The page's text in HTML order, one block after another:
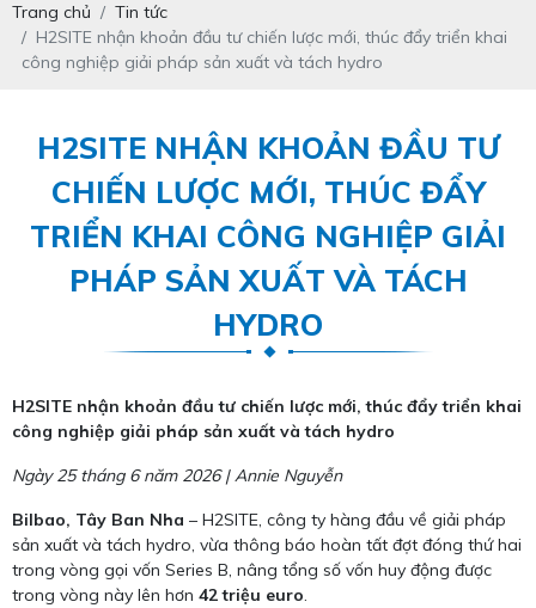
Trang chủ
Tin tức
H2SITE nhận khoản đầu tư chiến lược mới, thúc đẩy triển khai
công nghiệp giải pháp sản xuất và tách hydro
H2SITE NHẬN KHOẢN ĐẦU TƯ
CHIẾN LƯỢC MỚI, THÚC ĐẨY
TRIỂN KHAI CÔNG NGHIỆP GIẢI
PHÁP SẢN XUẤT VÀ TÁCH
HYDRO
H2SITE nhận khoản đầu tư chiến lược mới, thúc đẩy triển khai
công nghiệp giải pháp sản xuất và tách hydro
Ngày 25 tháng 6 năm 2026 | Annie Nguyễn
Bilbao, Tây Ban Nha – H2SITE, công ty hàng đầu về giải pháp
sản xuất và tách hydro, vừa thông báo hoàn tất đợt đóng thứ hai
trong vòng gọi vốn Series B, nâng tổng số vốn huy động được
trong vòng này lên hơn 42 triệu euro.